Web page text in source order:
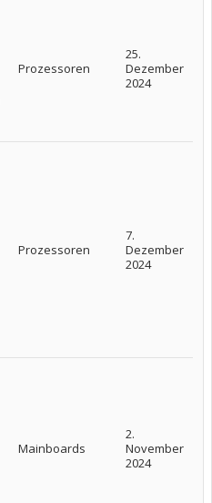
Prozessoren
25.
Dezember
2024
Prozessoren
7.
Dezember
2024
Mainboards
2.
November
2024